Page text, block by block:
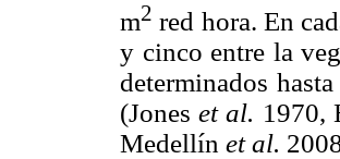
m2 red hora. En
y cinco entre la
determinados
(Joneset al. 1970,
Medellín et al.